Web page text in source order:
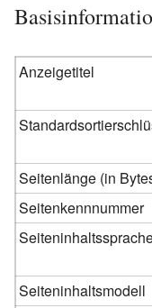
Anzeigetitel
Seitenlänge (in
Seitenkennnummer
Seiteninhaltsmodell